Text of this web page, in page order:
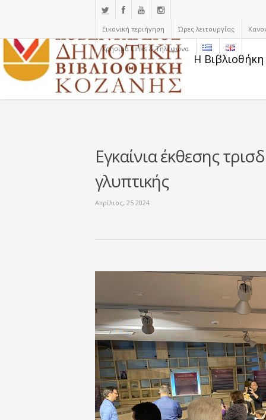
Εικονική περιήγηση Ώρες λειτουργίας
Χρήσιμα Links & Τηλέφωνα
Η
Εγκαίνια έκθεσης
γλυπτικής
Απρίλιος, 25 2024